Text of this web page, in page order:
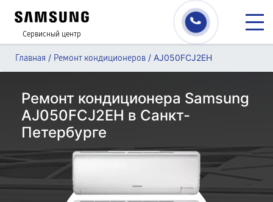
Сервисный центр
Главная / Ремонт кондиционеров / AJ050FCJ2EH
Ремонт кондиционера Samsung
AJ050FCJ2EH в Санкт-
Петербурге